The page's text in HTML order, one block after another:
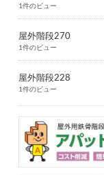
1件のビュー
屋外階段270
1件のビュー
屋外階段228
1件のビュー